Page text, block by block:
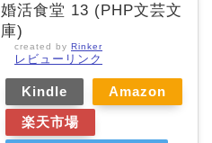
婚活食堂 13 (PHP文芸文
庫)
created by Rinker
レビューリンク
Kindle
Amazon
楽天市場